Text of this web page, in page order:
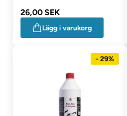
26,00 SEK
Lägg i varukorg
- 29%